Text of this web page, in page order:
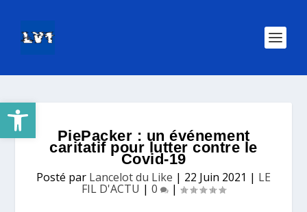
Ouvrir la barre d’outils
PiePacker : un événement
caritatif pour lutter contre le
Covid-19
Posté par Lancelot du Like | 22 Juin 2021 | LE
FIL D'ACTU | 0 |